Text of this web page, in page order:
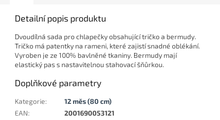
Detailní popis produktu
Dvoudílná sada pro chlapečky obsahující tričko a bermudy.
Tričko má patentky na rameni, které zajistí snadné oblékání.
Vyroben je ze 100% bavlněné tkaniny. Bermudy mají
elastický pas s nastavitelnou stahovací šňůrkou.
Doplňkové parametry
Kategorie:
12 měs (80 cm)
EAN:
2001690053121